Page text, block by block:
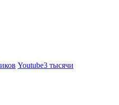
Youtube3 тысячи